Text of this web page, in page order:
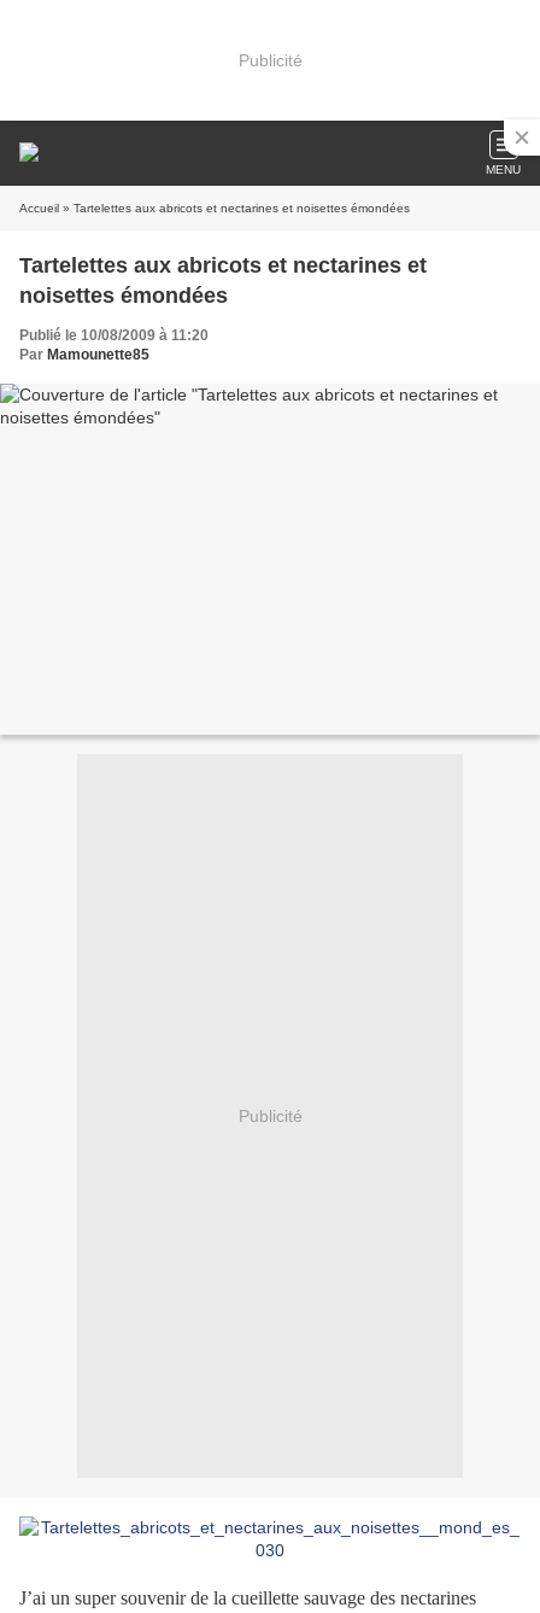
Publicité
MENU
Accueil » Tartelettes aux abricots et nectarines et noisettes émondées
Tartelettes aux abricots et nectarines et
noisettes émondées
Publié le 10/08/2009 à 11:20
Par Mamounette85
Publicité
J’ai un super souvenir de la cueillette sauvage des nectarines